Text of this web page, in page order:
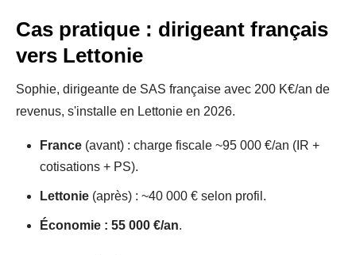
Cas pratique : dirigeant français
vers Lettonie
Sophie, dirigeante de SAS française avec 200 K€/an de
revenus, s'installe en Lettonie en 2026.
France (avant) : charge fiscale ~95 000 €/an (IR +
cotisations + PS).
Lettonie (après) : ~40 000 € selon profil.
Économie : 55 000 €/an.